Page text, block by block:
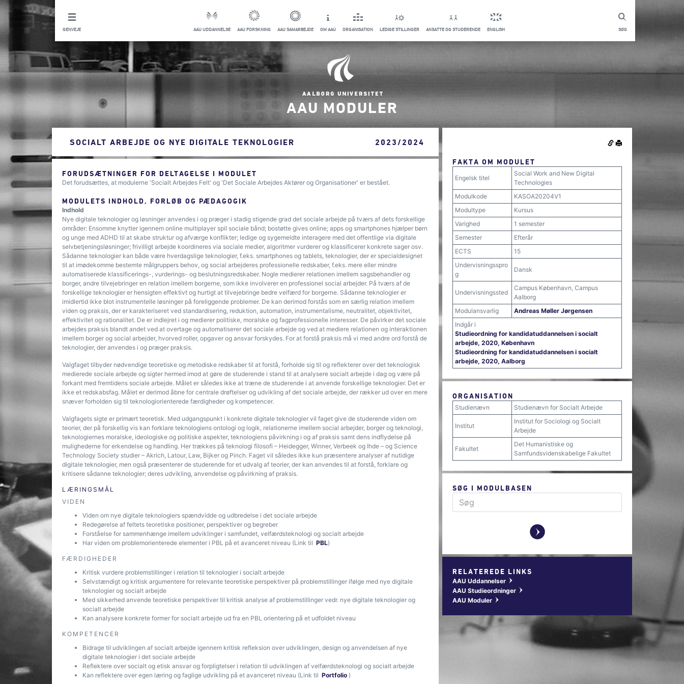
SØG
GENVEJE AAU UDDANNELSE AAU FORSKNING AAU SAMARBEJDE OM AAU ORGANISATION LEDIGE STILLINGER ANSATTE OG STUDERENDE ENGLISH
AAU MODULER
SOCIALT ARBEJDE OG NYE DIGITALE TEKNOLOGIER 2023/2024
FORUDSÆTNINGER FOR DELTAGELSE I MODULET
Det forudsættes, at modulerne 'Socialt Arbejdes Felt' og 'Det Sociale Arbejdes Aktører og Organisationer' er bestået.
MODULETS INDHOLD, FORLØB OG PÆDAGOGIK
Indhold
Nye digitale teknologier og løsninger anvendes i og præger i stadig stigende grad det sociale arbejde på tværs af dets forskellige
områder: Ensomme knytter igennem online multiplayer spil sociale bånd; bostøtte gives online; apps og smartphones hjælper børn
og unge med ADHD til at skabe struktur og afværge konflikter; ledige og sygemeldte interagere med det offentlige via digitale
selvbetjeningsløsninger; frivilligt arbejde koordineres via sociale medier, algoritmer vurderer og klassificerer konkrete sager osv.
Sådanne teknologier kan både være hverdagslige teknologier, f.eks. smartphones og tablets, teknologier, der er specialdesignet
til at imødekomme bestemte målgruppers behov, og social arbejderes professionelle redskaber, f.eks. mere eller mindre
automatiserede klassificerings-, vurderings- og beslutningsredskaber. Nogle medierer relationen imellem sagsbehandler og
borger, andre tilvejebringer en relation imellem borgerne, som ikke involverer en professionel social arbejder. På tværs af de
forskellige teknologier er hensigten effektivt og hurtigt at tilvejebringe bedre velfærd for borgerne. Sådanne teknologier er
imidlertid ikke blot instrumentelle løsninger på foreliggende problemer. De kan derimod forstås som en særlig relation imellem
viden og praksis, der er karakteriseret ved standardisering, reduktion, automation, instrumentalisme, neutralitet, objektivitet,
effektivitet og rationalitet. De er indlejret i og medierer politiske, moralske og fagprofessionelle interesser. De påvirker det sociale
arbejdes praksis blandt andet ved at overtage og automatiserer det sociale arbejde og ved at mediere relationen og interaktionen
imellem borger og social arbejder, hvorved roller, opgaver og ansvar forskydes. For at forstå praksis må vi med andre ord forstå de
teknologier, der anvendes i og præger praksis.
Valgfaget tilbyder nødvendige teoretiske og metodiske redskaber til at forstå, forholde sig til og reflekterer over det teknologisk
medierede sociale arbejde og sigter hermed imod at gøre de studerende i stand til at analysere socialt arbejde i dag og være på
forkant med fremtidens sociale arbejde. Målet er således ikke at træne de studerende i at anvende forskellige teknologier. Det er
ikke et redskabsfag. Målet er derimod åbne for centrale drøftelser og udvikling af det sociale arbejde, der rækker ud over en mere
snæver forholden sig til teknologiorienterede færdigheder og kompetencer.
Valgfagets sigte er primært teoretisk. Med udgangspunkt i konkrete digitale teknologier vil faget give de studerende viden om
teorier, der på forskellig vis kan forklare teknologiens ontologi og logik, relationerne imellem social arbejder, borger og teknologi,
teknologiernes moralske, ideologiske og politiske aspekter, teknologiens påvirkning i og af praksis samt dens indflydelse på
mulighederne for erkendelse og handling. Her trækkes på teknologi filosofi – Heidegger, Winner, Verbeek og Ihde – og Science
Technology Society studier – Akrich, Latour, Law, Bijker og Pinch. Faget vil således ikke kun præsentere analyser af nutidige
digitale teknologier, men også præsenterer de studerende for et udvalg af teorier, der kan anvendes til at forstå, forklare og
kritisere sådanne teknologier; deres udvikling, anvendelse og påvirkning af praksis.
LÆRINGSMÅL
VIDEN
Viden om nye digitale teknologiers spændvidde og udbredelse i det sociale arbejde
Redegørelse af feltets teoretiske positioner, perspektiver og begreber
Forståelse for sammenhænge imellem udviklinger i samfundet, velfærdsteknologi og socialt arbejde
Har viden om problemorienterede elementer i PBL på et avanceret niveau (Link til PBL)
FÆRDIGHEDER
Kritisk vurdere problemstillinger i relation til teknologier i socialt arbejde
Selvstændigt og kritisk argumentere for relevante teoretiske perspektiver på problemstillinger ifølge med nye digitale
teknologier og socialt arbejde
Med sikkerhed anvende teoretiske perspektiver til kritisk analyse af problemstillinger vedr. nye digitale teknologier og
socialt arbejde
Kan analysere konkrete former for socialt arbejde ud fra en PBL orientering på et udfoldet niveau
KOMPETENCER
Bidrage til udviklingen af socialt arbejde igennem kritisk refleksion over udviklingen, design og anvendelsen af nye
digitale teknologier i det sociale arbejde
Reflektere over socialt og etisk ansvar og forpligtelser i relation til udviklingen af velfærdsteknologi og socialt arbejde
Kan reflektere over egen læring og faglige udvikling på et avanceret niveau (Link til Portfolio )
FAKTA OM MODULET
Engelsk titel
Social Work and New Digital
Technologies
Modulkode
KASOA20204V1
Modultype
Kursus
Varighed
1 semester
Semester
Efterår
ECTS
15
Undervisningsspro
g
Dansk
Undervisningssted
Campus København, Campus
Aalborg
Modulansvarlig
Andreas Møller Jørgensen
Indgår i
Studieordning for kandidatuddannelsen i socialt
arbejde, 2020, København
Studieordning for kandidatuddannelsen i socialt
arbejde, 2020, Aalborg
ORGANISATION
Studienævn Studienævn for Socialt Arbejde
Institut
Institut for Sociologi og Socialt
Arbejde
Fakultet
Det Humanistiske og
Samfundsvidenskabelige Fakultet
SØG I MODULBASEN
y
RELATEREDE LINKS
AAU Uddannelser w
AAU Studieordninger w
AAU Moduler w